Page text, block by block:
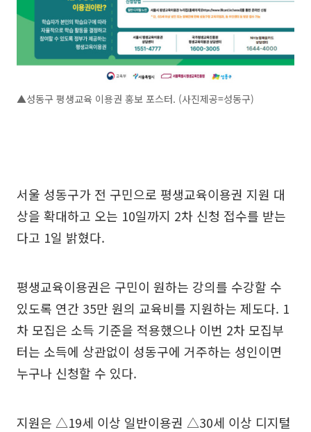
▲성동구 평생교육 이용권 홍보 포스터. (사진제공=성동구)
서울 성동구가 전 구민으로 평생교육이용권 지원 대
상을 확대하고 오는 10일까지 2차 신청 접수를 받는
다고 1일 밝혔다.
평생교육이용권은 구민이 원하는 강의를 수강할 수
있도록 연간 35만 원의 교육비를 지원하는 제도다. 1
차 모집은 소득 기준을 적용했으나 이번 2차 모집부
터는 소득에 상관없이 성동구에 거주하는 성인이면
누구나 신청할 수 있다.
지원은 △19세 이상 일반이용권 △30세 이상 디지털